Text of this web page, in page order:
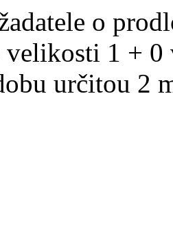
o
1 + 0
určitou 2